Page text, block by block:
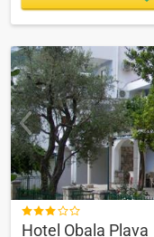

Hotel Obala Plava